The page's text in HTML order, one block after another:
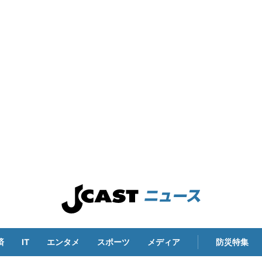
IT エンタメ スポーツ メディア 防災特集